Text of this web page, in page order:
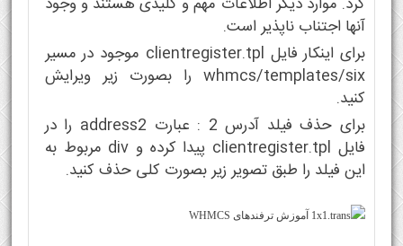
آنها اجتناب ناپذیر است.
برای اینکار فایل clientregister.tpl موجود در مسیر
whmcs/templates/six را بصورت زیر ویرایش
کنید.
برای حذف فیلد آدرس 2 : عبارت address2 را در
فایل clientregister.tpl پیدا کرده و div مربوط به
این فیلد را طبق تصویر زیر بصورت کلی حذف کنید.